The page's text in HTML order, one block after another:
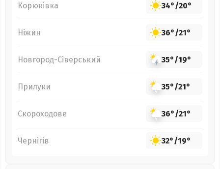
Корюківка 34°/20°
Ніжин 36°/21°
Новгород-Сіверський 35°/19°
Прилуки 35°/21°
Скороходове 36°/21°
Чернігів 32°/19°